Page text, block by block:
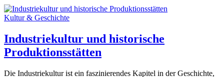
Kultur & Geschichte
Industriekultur und historische
Produktionsstätten
Die Industriekultur ist ein faszinierendes Kapitel in der Geschichte,